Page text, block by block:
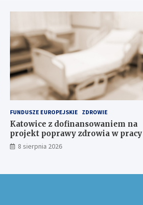
FUNDUSZE EUROPEJSKIE ZDROWIE
Katowice z dofinansowaniem na
projekt poprawy zdrowia w pracy
8 sierpnia 2026